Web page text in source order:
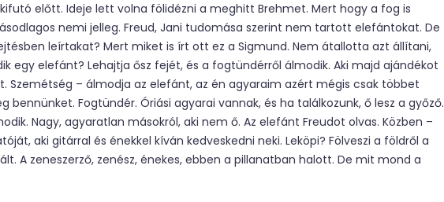
előtt. Ideje lett volna fölidézni a meghitt Brehmet. Mert hogy a fog is
nemi jelleg. Freud, Jani tudomása szerint nem tartott elefántokat. De
leírtakat? Mert miket is írt ott ez a Sigmund. Nem átallotta azt állítani,
egy elefánt? Lehajtja ősz fejét, és a fogtündérről álmodik. Aki majd ajándékot
Szemétség – álmodja az elefánt, az én agyaraim azért mégis csak többet
bennünket. Fogtündér. Óriási agyarai vannak, és ha találkozunk, ő lesz a győző.
Nagy, agyaratlan másokról, aki nem ő. Az elefánt Freudot olvas. Közben –
aki gitárral és énekkel kíván kedveskedni neki. Leköpi? Fölveszi a földről a
A zeneszerző, zenész, énekes, ebben a pillanatban halott. De mit mond a